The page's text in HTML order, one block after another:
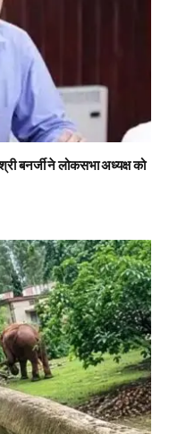
बनर्जी ने लोकसभा अध्यक्ष को